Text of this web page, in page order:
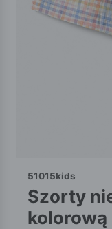
51015kids
szorty niemowlęce w